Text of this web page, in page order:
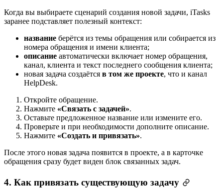
Когда вы выбираете сценарий создания новой задачи, iTasks
заранее подставляет полезный контекст:
название берётся из темы обращения или собирается из
номера обращения и имени клиента;
описание автоматически включает номер обращения,
канал, клиента и текст последнего сообщения клиента;
новая задача создаётся в том же проекте, что и канал
HelpDesk.
Откройте обращение.
Нажмите «Связать с задачей».
Оставьте предложенное название или измените его.
Проверьте и при необходимости дополните описание.
Нажмите «Создать и привязать».
После этого новая задача появится в проекте, а в карточке
обращения сразу будет виден блок связанных задач.
4. Как привязать существующую задачу